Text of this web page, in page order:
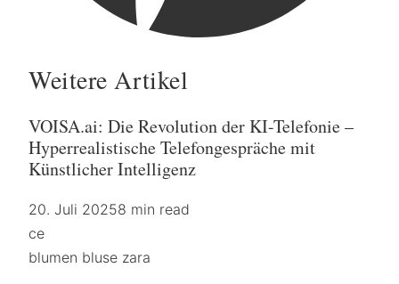
Weitere Artikel
VOISA.ai: Die Revolution der KI-Telefonie –
Hyperrealistische Telefongespräche mit
Künstlicher Intelligenz
20. Juli 20258 min read
ce
blumen bluse zara